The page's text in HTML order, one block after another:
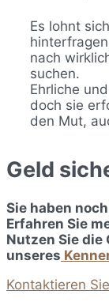
Es lohnt
nach
suchen.
Ehrliche
doch sie
den Mut,
Geld
Sie haben
Erfahren Sie
Nutzen Sie die
unseres
Kontaktieren